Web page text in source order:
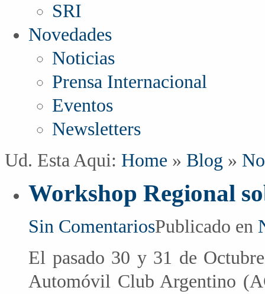
SRI
Novedades
Noticias
Prensa Internacional
Eventos
Newsletters
Ud. Esta Aqui: Home » Blog »
Workshop Regional
Sin ComentariosPublicado en
El pasado 30 y 31 de
Automóvil Club Argentino